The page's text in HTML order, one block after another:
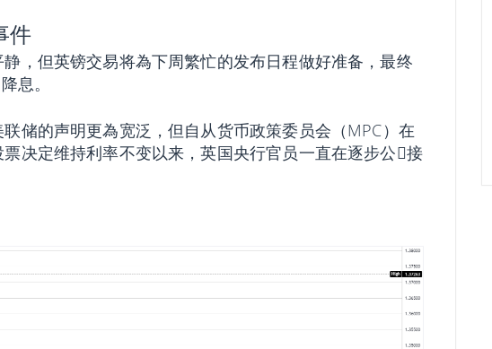
件
，但英镑交易将為下周繁忙的发布日程做好准备，最终
息。
储的声明更為宽泛，但自从货币政策委员会（MPC）在
决定维持利率不变以来，英国央行官员一直在逐步公𫔭接